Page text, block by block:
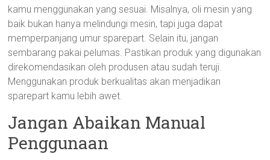
kamu menggunakan yang sesuai. Misalnya, oli mesin yang
baik bukan hanya melindungi mesin, tapi juga dapat
memperpanjang umur sparepart. Selain itu, jangan
sembarang pakai pelumas. Pastikan produk yang digunakan
direkomendasikan oleh produsen atau sudah teruji.
Menggunakan produk berkualitas akan menjadikan
sparepart kamu lebih awet.
Jangan Abaikan Manual
Penggunaan